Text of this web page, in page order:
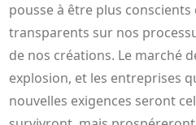
pousse à être plus conscients
transparents sur nos
de nos créations. Le marché
explosion, et les entreprises
nouvelles exigences seront